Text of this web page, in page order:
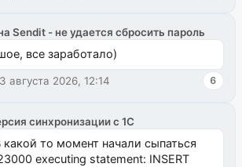
Sendit - не удается сбросить пароль
все заработало)
августа 2026, 12:14 6
синхронизации с 1С
какой то момент начали сыпаться
executing statement: INSERT